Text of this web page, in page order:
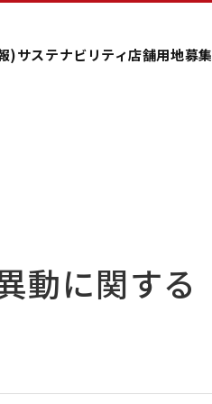
)サステナビリティ店舗用地募集
動に関する